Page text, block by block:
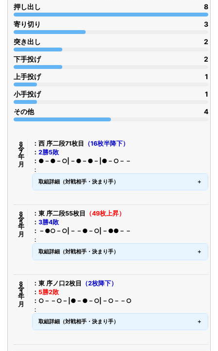
押し出し 8
寄り切り 3
突き出し 2
下手投げ 2
上手投げ 1
小手投げ 1
その他 4
令8年7月 西 序二段71枚目
（16枚半降下）
2勝5敗
●－●－○|－●－●－|●－○－－
取組詳細（対戦相手・決まり手）
令8年5月 東 序二段55枚目
（49枚上昇）
3勝4敗
－●○－○|－－●－○|－●●－－
取組詳細（対戦相手・決まり手）
令8年3月 東 序ノ口2枚目
（2枚降下）
5勝2敗
○－－○－|●－●－○|－○－－○
取組詳細（対戦相手・決まり手）